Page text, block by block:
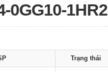
0GG10-1HR2
Trạng thái